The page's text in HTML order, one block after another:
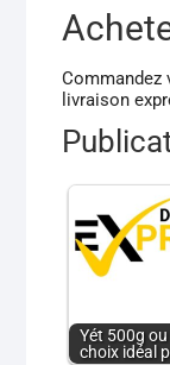
Commandez
livraison
Yét 500g
choix idéal